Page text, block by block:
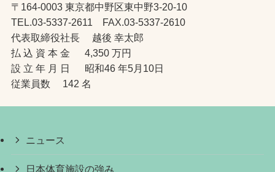
〒164-0003 東京都中野区東中野3-20-10
TEL.03-5337-2611 FAX.03-5337-2610
代表取締役社長 越後 幸太郎
払 込 資 本 金 4,350 万円
設 立 年 月 日 昭和46 年5月10日
従業員数 142 名
ニュース
日本体育施設の強み